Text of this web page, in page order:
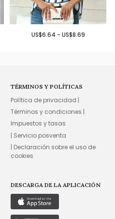
US$6.64 - US$8.69
TÉRMINOS Y POLÍTICAS
Política de privacidad |
Términos y condiciones |
Impuestos y tasas
| Servicio posventa
| Declaración sobre el uso de
cookies
DESCARGA DE LA APLICACIÓN